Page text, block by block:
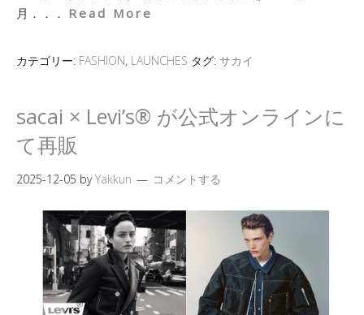
月．．． Read More
カテゴリー: FASHION, LAUNCHES タグ: サカイ
sacai × Levi’s® が公式オンラインに
て再販
2025-12-05 byYakkun コメントする